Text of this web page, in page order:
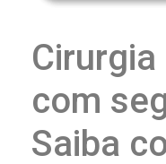
com
Saiba